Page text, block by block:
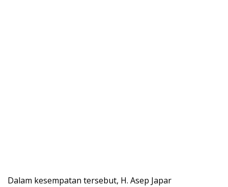
Dalam kesempatan tersebut, H. Asep Japar